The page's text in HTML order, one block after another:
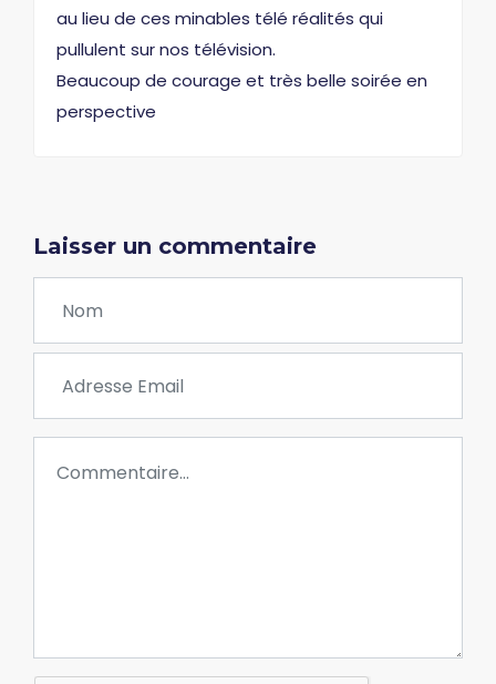
au lieu de ces minables télé réalités qui
pullulent sur nos télévision.
Beaucoup de courage et très belle soirée en
perspective
Laisser un commentaire